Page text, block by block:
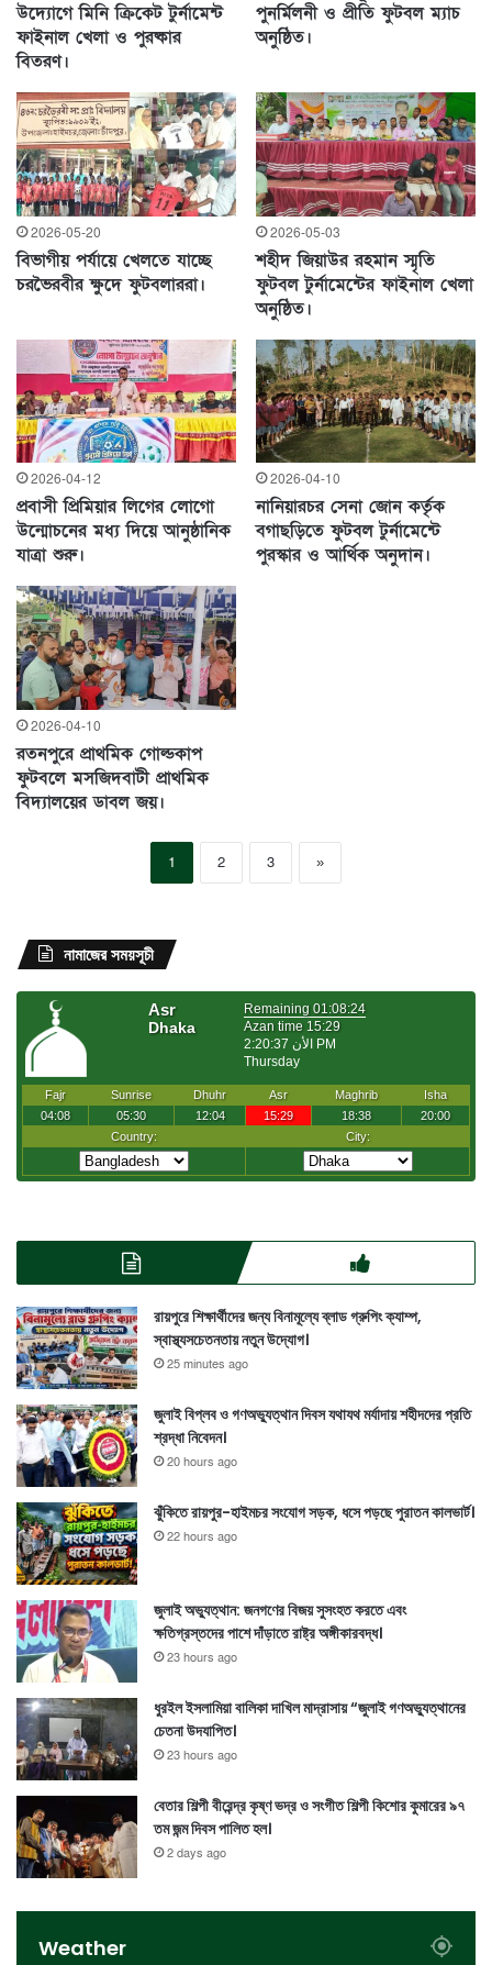
উদ্যোগে মিনি ক্রিকেট টুর্নামেন্ট
ফাইনাল খেলা ও পুরষ্কার
বিতরণ।
পুনর্মিলনী ও প্রীতি ফুটবল ম্যাচ
অনুষ্ঠিত।
2026-05-20
বিভাগীয় পর্যায়ে খেলতে যাচ্ছে
চরভৈরবীর ক্ষুদে ফুটবলাররা।
2026-05-03
শহীদ জিয়াউর রহমান স্মৃতি
ফুটবল টুর্নামেন্টের ফাইনাল খেলা
অনুষ্ঠিত।
2026-04-12
প্রবাসী প্রিমিয়ার লিগের লোগো
উন্মোচনের মধ্য দিয়ে আনুষ্ঠানিক
যাত্রা শুরু।
2026-04-10
নানিয়ারচর সেনা জোন কর্তৃক
বগাছড়িতে ফুটবল টুর্নামেন্টে
পুরস্কার ও আর্থিক অনুদান।
2026-04-10
রতনপুরে প্রাথমিক গোল্ডকাপ
ফুটবলে মসজিদবাটী প্রাথমিক
বিদ্যালয়ের ডাবল জয়।
1 2 3 »
নামাজের সময়সূচী
রায়পুরে শিক্ষার্থীদের জন্য বিনামূল্যে ব্লাড গ্রুপিং ক্যাম্প,
স্বাস্থ্যসচেতনতায় নতুন উদ্যোগ।
25 minutes ago
জুলাই বিপ্লব ও গণঅভ্যুত্থান দিবস যথাযথ মর্যাদায় শহীদদের প্রতি
শ্রদ্ধা নিবেদন।
20 hours ago
ঝুঁকিতে রায়পুর-হাইমচর সংযোগ সড়ক, ধসে পড়ছে পুরাতন কালভার্ট।
22 hours ago
জুলাই অভ্যুত্থান: জনগণের বিজয় সুসংহত করতে এবং
ক্ষতিগ্রস্তদের পাশে দাঁড়াতে রাষ্ট্র অঙ্গীকারবদ্ধ।
23 hours ago
ধুরইল ইসলামিয়া বালিকা দাখিল মাদ্রাসায় “জুলাই গণঅভ্যুত্থানের
চেতনা উদযাপিত।
23 hours ago
বেতার শিল্পী বীরেন্দ্র কৃষ্ণ ভদ্র ও সংগীত শিল্পী কিশোর কুমারের ৯৭
তম জন্ম দিবস পালিত হল।
2 days ago
Weather